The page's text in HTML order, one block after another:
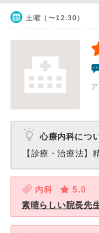
土曜（〜12:30）
心療内科につ
【診療・治療法】
内科
5.0
素晴らしい院長先